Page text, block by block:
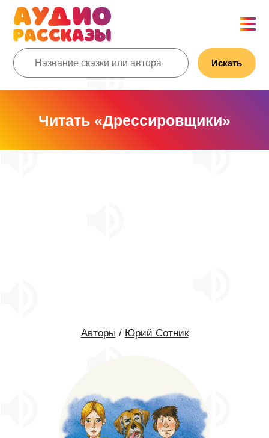
Искать
Читать «Дрессировщики»
Авторы / Юрий Сотник